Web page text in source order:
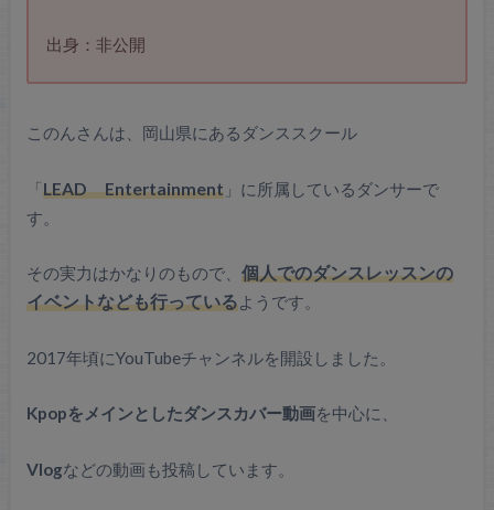
出身：非公開
このんさんは、岡山県にあるダンススクール
「LEAD Entertainment」に所属しているダンサーで
す。
その実力はかなりのもので、 個人でのダンスレッスンの
イベントなども行っているようです。
2017年頃にYouTubeチャンネルを開設しました。
Kpopをメインとしたダンスカバー動画を中心に、
Vlogなどの動画も投稿しています。